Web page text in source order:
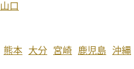
山口
熊本 大分 宮崎 鹿児島 沖縄